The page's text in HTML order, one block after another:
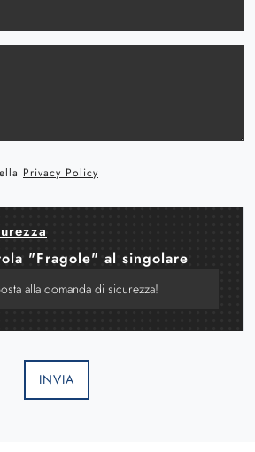
Privacy Policy
"Fragole" al singolare
INVIA